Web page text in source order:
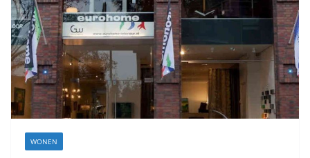
WONEN